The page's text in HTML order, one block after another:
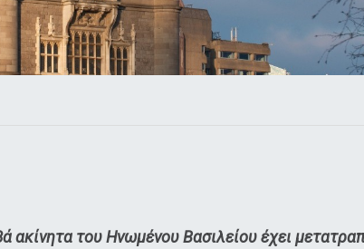
ακίνητα του Ηνωμένου Βασιλείου έχει